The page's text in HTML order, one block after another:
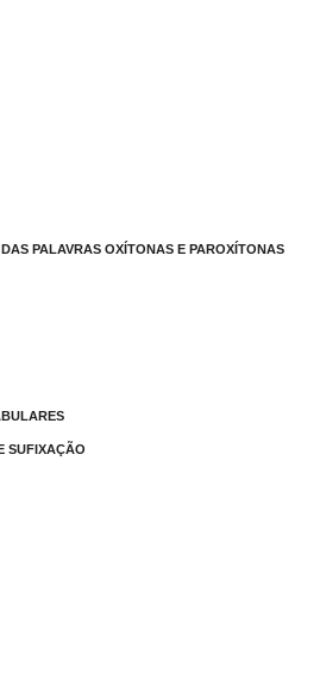
PALAVRAS OXÍTONAS E PAROXÍTONAS
SUFIXAÇÃO